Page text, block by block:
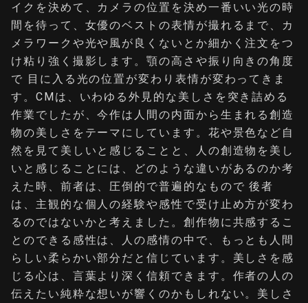
イクを決めて、カメラの位置を決め一番いい光の時
間を待って、女優のベストの表情が撮れるまで、カ
メラワークや光や風が良くないとか細かく注文をつ
け粘り強く撮影します。顎の高さや振り向きの角度
で 目に入る光の位置が変わり表情が変わってきま
す。CMは、いわゆる外見的な美しさを突き詰める
作業でしたが、今作は人間の内面から生まれる創造
物の美しさをテーマにしています。花や景色など自
然を見て美しいと感じることと、人の創造物を美し
いと感じることには、どのような違いがあるのか考
えた時、前者は、圧倒的で普遍的なもので 後者
は、主観的な個人の経験や感性で受け止め方が変わ
るのではないかと考えました。創作物に共感するこ
とのできる感性は、人の感情の中で、もっとも人間
らしい柔らかい部分だと信じています。美しさを感
じる心は、言葉より深く信頼できます。作者の人の
伝えたい純粋な想いが響くのかもしれない。美しさ